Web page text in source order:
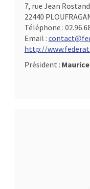
7, rue Jean Rostand
22440
Téléphone :
Email :
http://
Président : Maurice